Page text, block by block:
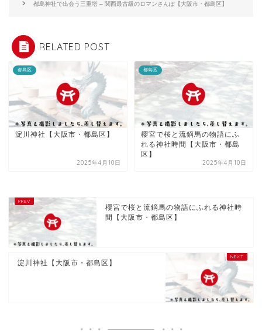
都島神社で出会う三重塔 – 関西最古級のロマンさんぽ【大阪市・都島区】
RELATED POST
都島区
淀川神社【大阪市・都島区】
2025年4月10日
都島区
櫻宮で桜と流鏑馬の物語にふ
れる神社時間【大阪市・都島
区】
2025年4月10日
櫻宮で桜と流鏑馬の物語にふれる神社時
間【大阪市・都島区】
淀川神社【大阪市・都島区】